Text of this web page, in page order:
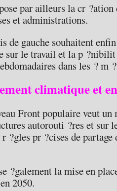
par ailleurs la cr ?ation
et administrations.
de gauche souhaitent
sur le travail et la p
dans les ? m
climatique et
Front populaire veut
autorouti ?res et sur
?gles pr ?cises de
?galement la mise en
2050.